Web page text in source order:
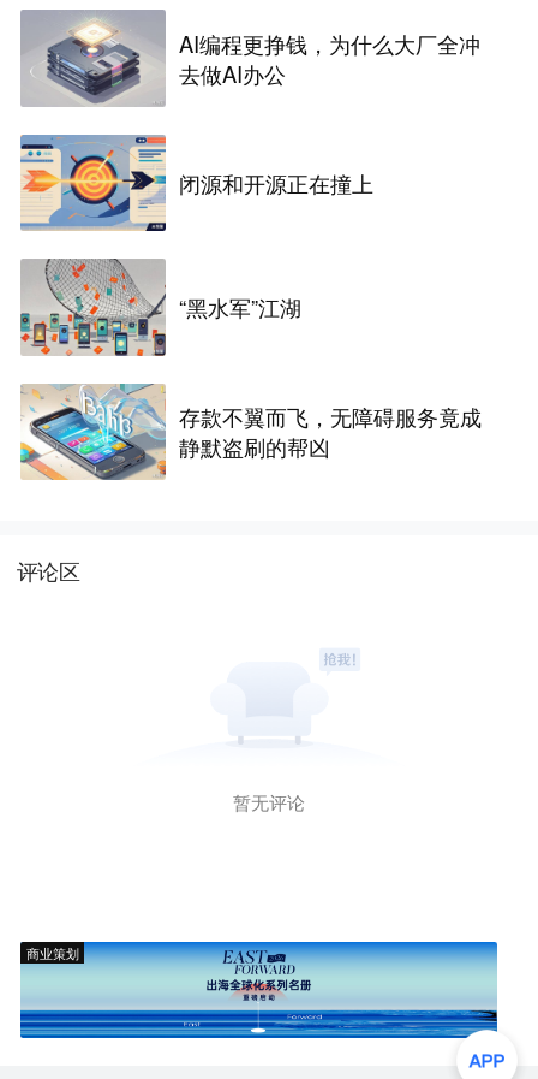
AI编程更挣钱，为什么大厂全冲
去做AI办公
闭源和开源正在撞上
“黑水军”江湖
存款不翼而飞，无障碍服务竟成
静默盗刷的帮凶
评论区
暂无评论
商业策划